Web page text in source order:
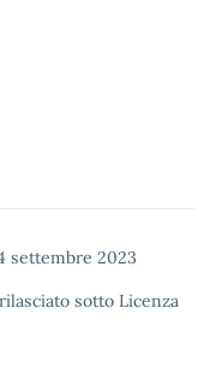
settembre 2023
sotto Licenza